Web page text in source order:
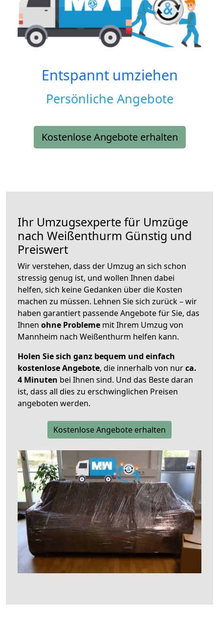
Entspannt umziehen
Persönliche Angebote
Kostenlose Angebote erhalten
Ihr Umzugsexperte für Umzüge
nach Weißenthurm Günstig und
Preiswert
Wir verstehen, dass der Umzug an sich schon
stressig genug ist, und wollen Ihnen dabei
helfen, sich keine Gedanken über die Kosten
machen zu müssen. Lehnen Sie sich zurück – wir
haben garantiert passende Angebote für Sie, das
Ihnen ohne Probleme mit Ihrem Umzug von
Mannheim nach Weißenthurm helfen kann.
Holen Sie sich ganz bequem und einfach
kostenlose Angebote, die innerhalb von nurca.
4 Minuten bei Ihnen sind. Und das Beste daran
ist, dass all dies zu erschwinglichen Preisen
angeboten werden.
Kostenlose Angebote erhalten